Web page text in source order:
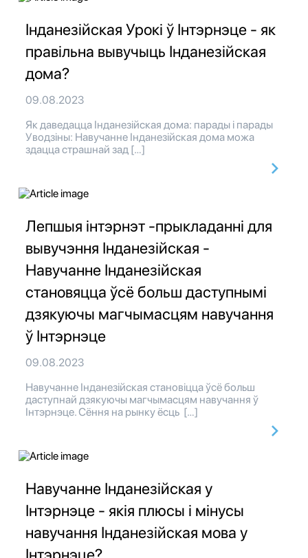
Інданезійская Урокі ў Інтэрнэце - як
правільна вывучыць Інданезійская
дома?
09.08.2023
Як даведацца Інданезійская дома: парады і парады
Уводзіны: Навучанне Інданезійская дома можа
здацца страшнай зад […]
Лепшыя інтэрнэт -прыкладанні для
вывучэння Інданезійская -
Навучанне Інданезійская
становяцца ўсё больш даступнымі
дзякуючы магчымасцям навучання
ў Інтэрнэце
09.08.2023
Навучанне Інданезійская становіцца ўсё больш
даступнай дзякуючы магчымасцям навучання ў
Інтэрнэце. Сёння на рынку ёсць […]
Навучанне Інданезійская у
Інтэрнэце - якія плюсы і мінусы
навучання Інданезійская мова у